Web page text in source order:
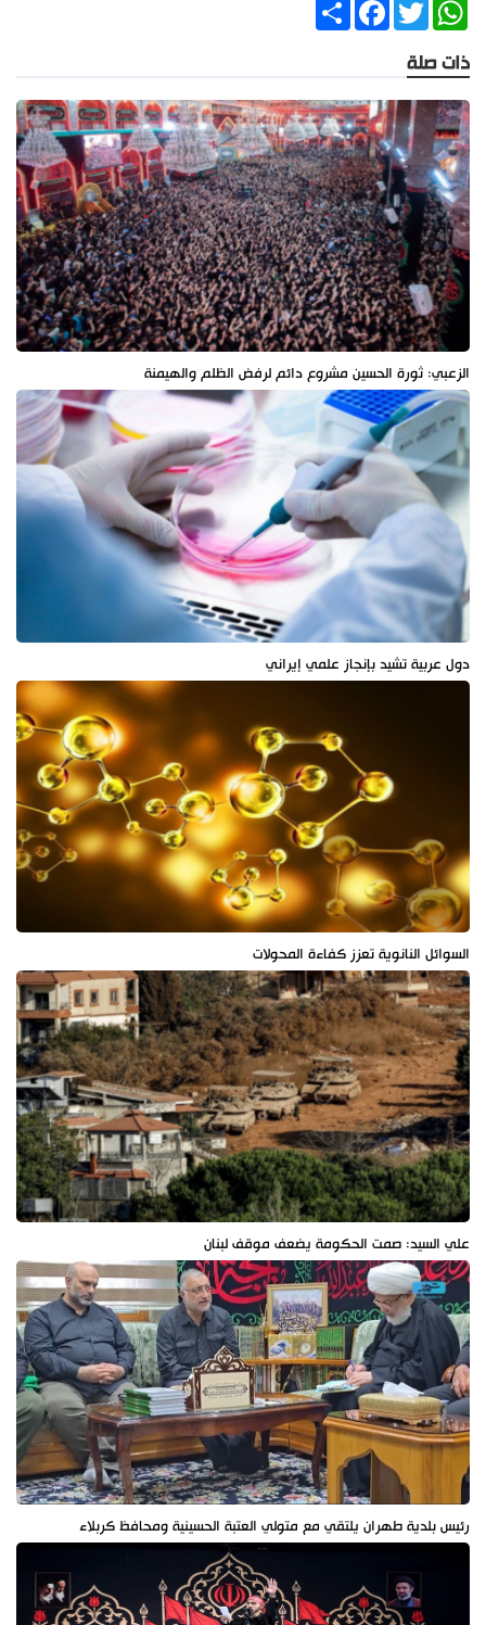
ShareFacebook Twitter
WhatsApp
ذات صلة
الزعبي: ثورة الحسين مشروع دائم لرفض الظلم والهيمنة
دول عربية تشيد بإنجاز علمي إيراني
السوائل النانوية تعزز كفاءة المحولات
علي السيد: صمت الحكومة يضعف موقف لبنان
رئيس بلدية طهران يلتقي مع متولي العتبة الحسينية ومحافظ كربلاء